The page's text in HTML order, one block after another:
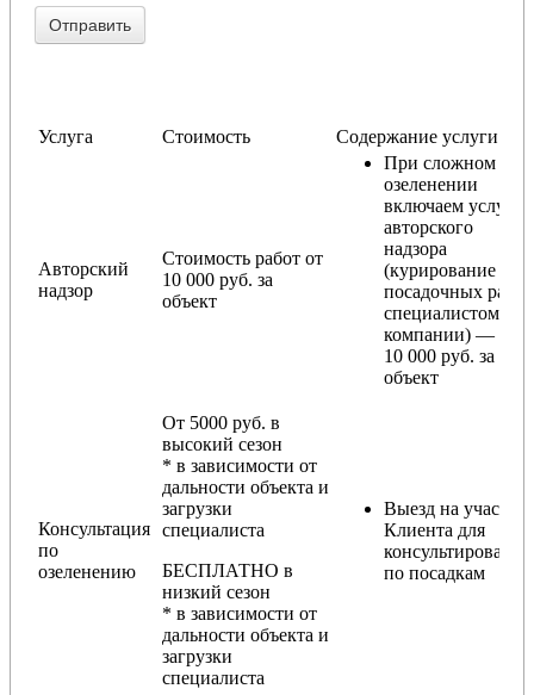
Услуга Стоимость Содержание услуги
Авторский
надзор
Стоимость работ от
10 000 руб. за
объект
При сложном
озеленении
включаем услугу
авторского
надзора
(курирование
посадочных работ
специалистом
компании) — от
10 000 руб. за
объект
Консультация
по
озеленению
От 5000 руб. в
высокий сезон
* в зависимости от
дальности объекта и
загрузки
специалиста
БЕСПЛАТНО в
низкий сезон
* в зависимости от
дальности объекта и
загрузки
специалиста
Выезд на участок
Клиента для
консультирования
по посадкам